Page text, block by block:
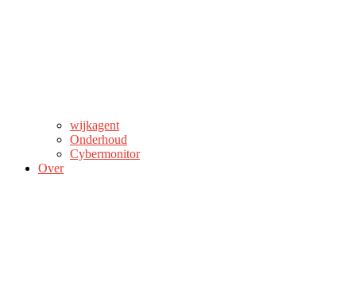
wijkagent
Onderhoud
Cybermonitor
Over